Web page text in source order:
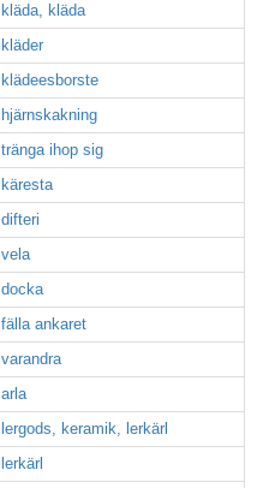
kläda, kläda
kläder
klädeesborste
hjärnskakning
tränga ihop sig
käresta
difteri
vela
docka
fälla ankaret
varandra
arla
lergods, keramik, lerkärl
lerkärl